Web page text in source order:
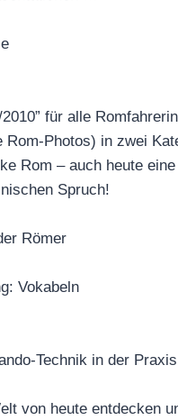
für alle
Rom-Photos) in zwei
Rom – auch heute
Spruch!
Römer
Vokabeln
Technik in der Praxis
von heute entdecken